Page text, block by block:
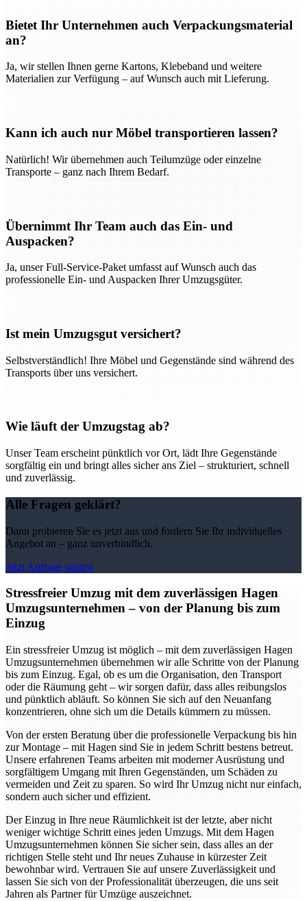
Bietet Ihr Unternehmen auch Verpackungsmaterial
an?
Ja, wir stellen Ihnen gerne Kartons, Klebeband und weitere
Materialien zur Verfügung – auf Wunsch auch mit Lieferung.
Kann ich auch nur Möbel transportieren lassen?
Natürlich! Wir übernehmen auch Teilumzüge oder einzelne
Transporte – ganz nach Ihrem Bedarf.
Übernimmt Ihr Team auch das Ein- und
Auspacken?
Ja, unser Full-Service-Paket umfasst auf Wunsch auch das
professionelle Ein- und Auspacken Ihrer Umzugsgüter.
Ist mein Umzugsgut versichert?
Selbstverständlich! Ihre Möbel und Gegenstände sind während des
Transports über uns versichert.
Wie läuft der Umzugstag ab?
Unser Team erscheint pünktlich vor Ort, lädt Ihre Gegenstände
sorgfältig ein und bringt alles sicher ans Ziel – strukturiert, schnell
und zuverlässig.
Alle Fragen geklärt?
Dann probieren Sie es jetzt aus und fordern Sie Ihr individuelles
Angebot an – ganz unverbindlich.
Jetzt Anfrage starten
Stressfreier Umzug mit dem zuverlässigen Hagen
Umzugsunternehmen – von der Planung bis zum
Einzug
Ein stressfreier Umzug ist möglich – mit dem zuverlässigen Hagen
Umzugsunternehmen übernehmen wir alle Schritte von der Planung
bis zum Einzug. Egal, ob es um die Organisation, den Transport
oder die Räumung geht – wir sorgen dafür, dass alles reibungslos
und pünktlich abläuft. So können Sie sich auf den Neuanfang
konzentrieren, ohne sich um die Details kümmern zu müssen.
Von der ersten Beratung über die professionelle Verpackung bis hin
zur Montage – mit Hagen sind Sie in jedem Schritt bestens betreut.
Unsere erfahrenen Teams arbeiten mit moderner Ausrüstung und
sorgfältigem Umgang mit Ihren Gegenständen, um Schäden zu
vermeiden und Zeit zu sparen. So wird Ihr Umzug nicht nur einfach,
sondern auch sicher und effizient.
Der Einzug in Ihre neue Räumlichkeit ist der letzte, aber nicht
weniger wichtige Schritt eines jeden Umzugs. Mit dem Hagen
Umzugsunternehmen können Sie sicher sein, dass alles an der
richtigen Stelle steht und Ihr neues Zuhause in kürzester Zeit
bewohnbar wird. Vertrauen Sie auf unsere Zuverlässigkeit und
lassen Sie sich von der Professionalität überzeugen, die uns seit
Jahren als Partner für Umzüge auszeichnet.